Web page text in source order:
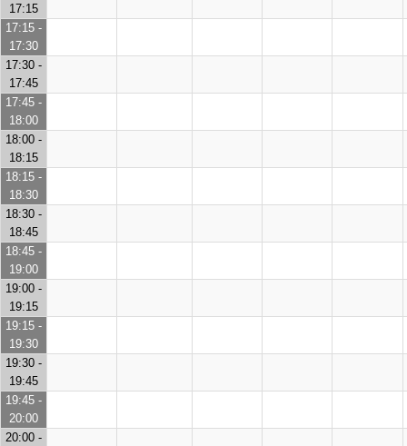
17:15
17:15 -
17:30
17:30 -
17:45
17:45 -
18:00
18:00 -
18:15
18:15 -
18:30
18:30 -
18:45
18:45 -
19:00
19:00 -
19:15
19:15 -
19:30
19:30 -
19:45
19:45 -
20:00
20:00 -